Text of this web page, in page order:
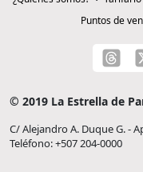
Puntos de
© 2019 La Estrella de
C/ Alejandro A. Duque G. -
Teléfono: +507 204-0000